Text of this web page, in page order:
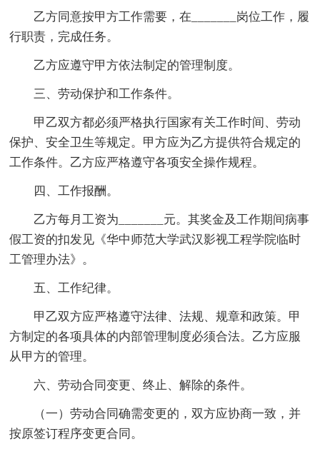
乙方同意按甲方工作需要，在_______岗位工作，履
行职责，完成任务。
乙方应遵守甲方依法制定的管理制度。
三、劳动保护和工作条件。
甲乙双方都必须严格执行国家有关工作时间、劳动
保护、安全卫生等规定。甲方应为乙方提供符合规定的
工作条件。乙方应严格遵守各项安全操作规程。
四、工作报酬。
乙方每月工资为_______元。其奖金及工作期间病事
假工资的扣发见《华中师范大学武汉影视工程学院临时
工管理办法》。
五、工作纪律。
甲乙双方应严格遵守法律、法规、规章和政策。甲
方制定的各项具体的内部管理制度必须合法。乙方应服
从甲方的管理。
六、劳动合同变更、终止、解除的条件。
（一）劳动合同确需变更的，双方应协商一致，并
按原签订程序变更合同。